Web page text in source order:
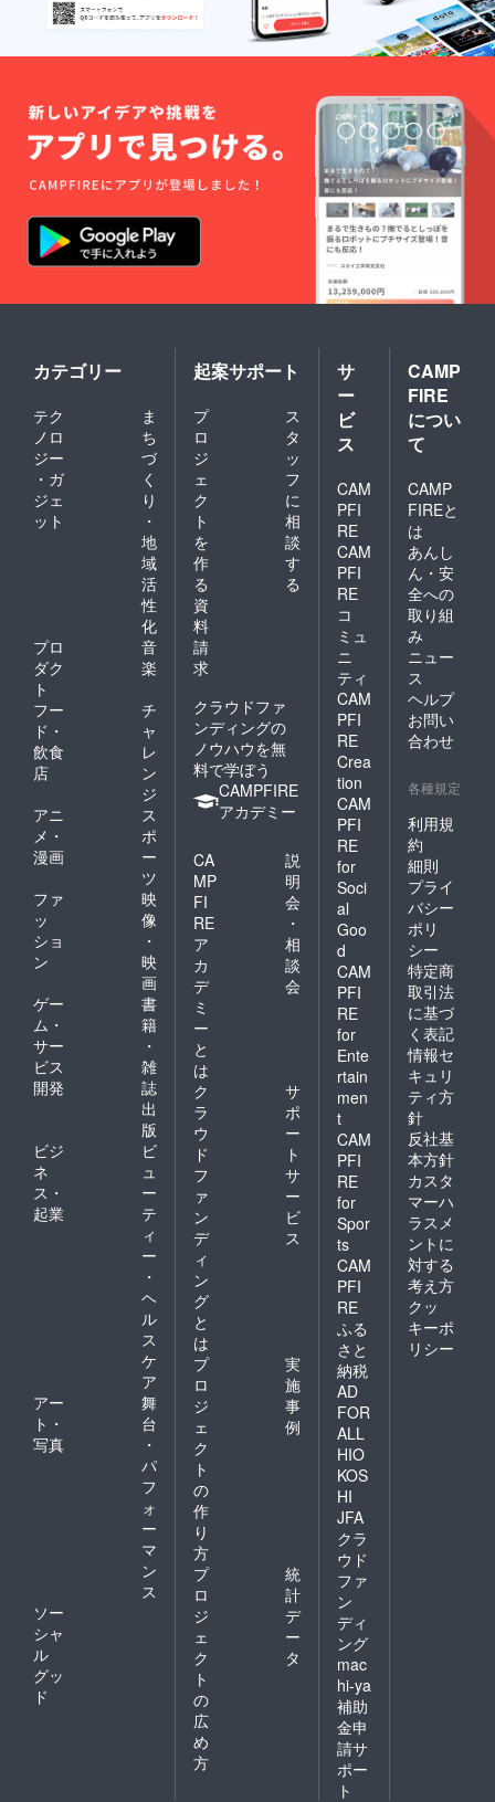
カテゴリー
テク
ノロ
ジー
・ガ
ジェ
ット
ま
ち
づ
く
り
・
地
域
活
性
化
プロ
ダク
ト
音
楽
フー
ド・
飲食
店
チ
ャ
レ
ン
ジ
アニ
メ・
漫画
ス
ポ
ー
ツ
ファ
ッ
ショ
ン
映
像
・
映
画
ゲー
ム・
サー
ビス
開発
書
籍
・
雑
誌
出
版
ビジ
ネ
ス・
起業
ビ
ュ
ー
テ
ィ
ー
・
ヘ
ル
ス
ケ
ア
アー
ト・
写真
舞
台
・
パ
フ
ォ
ー
マ
ン
ス
ソー
シャ
ル
グッ
ド
起案サポート
プ
ロ
ジ
ェ
ク
ト
を
作
る
ス
タ
ッ
フ
に
相
談
す
る
資
料
請
求
クラウドファ
ンディングの
ノウハウを無
料で学ぼう
CAMPFIRE
アカデミー
CA
MP
FI
RE
ア
カ
デ
ミ
ー
と
は
説
明
会
・
相
談
会
ク
ラ
ウ
ド
フ
ァ
ン
デ
ィ
ン
グ
と
は
サ
ポ
ー
ト
サ
ー
ビ
ス
プ
ロ
ジ
ェ
ク
ト
の
作
り
方
実
施
事
例
プ
ロ
ジ
ェ
ク
ト
の
広
め
方
統
計
デ
ー
タ
サ
ー
ビ
ス
CAM
PFI
RE
CAM
PFI
RE
コ
ミュ
ニ
ティ
CAM
PFI
RE
Crea
tion
CAM
PFI
RE
for
Soci
al
Goo
d
CAM
PFI
RE
for
Ente
rtain
men
t
CAM
PFI
RE
for
Spor
ts
CAM
PFI
RE
ふる
さと
納税
AD
FOR
ALL
HIO
KOS
HI
JFA
クラ
ウド
ファ
ン
ディ
ング
mac
hi-ya
補助
金申
請サ
ポー
ト
CAMP
FIRE
につい
て
CAMP
FIREと
は
あんし
ん・安
全への
取り組
み
ニュー
ス
ヘルプ
お問い
合わせ
各種規定
利用規
約
細則
プライ
バシー
ポリ
シー
特定商
取引法
に基づ
く表記
情報セ
キュリ
ティ方
針
反社基
本方針
カスタ
マーハ
ラスメ
ントに
対する
考え方
クッ
キーポ
リシー